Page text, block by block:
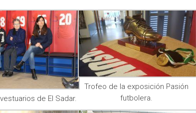
de El Sadar.
Trofeo de la exposición Pasión
futbolera.